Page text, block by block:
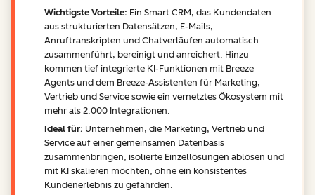
Wichtigste Vorteile: Ein Smart CRM, das Kundendaten
aus strukturierten Datensätzen, E-Mails,
Anruftranskripten und Chatverläufen automatisch
zusammenführt, bereinigt und anreichert. Hinzu
kommen tief integrierte KI-Funktionen mit Breeze
Agents und dem Breeze-Assistenten für Marketing,
Vertrieb und Service sowie ein vernetztes Ökosystem mit
mehr als 2.000 Integrationen.
Ideal für: Unternehmen, die Marketing, Vertrieb und
Service auf einer gemeinsamen Datenbasis
zusammenbringen, isolierte Einzellösungen ablösen und
mit KI skalieren möchten, ohne ein konsistentes
Kundenerlebnis zu gefährden.